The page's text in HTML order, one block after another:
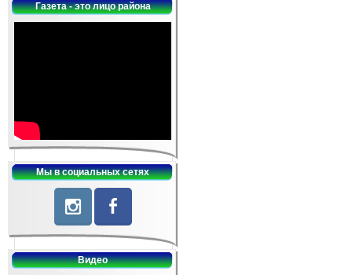
Газета - это лицо района
Мы в социальных сетях
Видео